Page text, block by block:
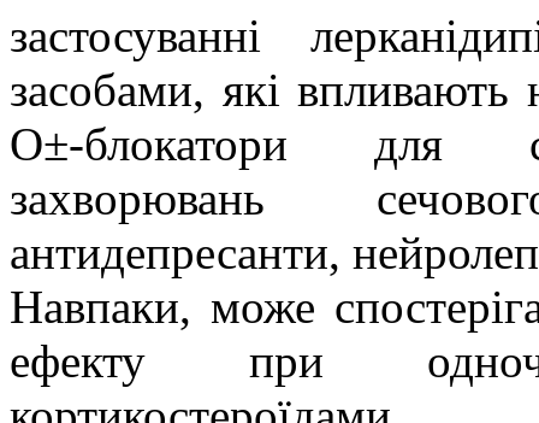
застосуванні
засобами, які впливають
О±-блокатори для
захворювань
антидепресанти,
Навпаки, може
ефекту при